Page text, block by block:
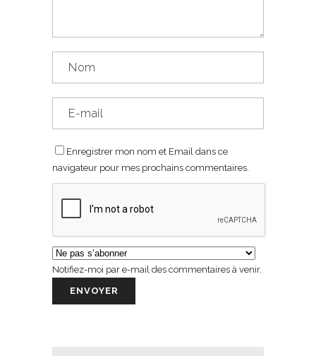
Enregistrer mon nom et Email dans ce
navigateur pour mes prochains commentaires.
Notifiez-moi par e-mail des commentaires à venir.